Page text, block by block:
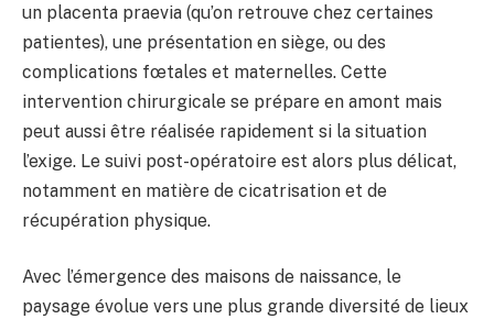
un placenta praevia (qu’on retrouve chez certaines
patientes), une présentation en siège, ou des
complications fœtales et maternelles. Cette
intervention chirurgicale se prépare en amont mais
peut aussi être réalisée rapidement si la situation
l’exige. Le suivi post-opératoire est alors plus délicat,
notamment en matière de cicatrisation et de
récupération physique.
Avec l’émergence des maisons de naissance, le
paysage évolue vers une plus grande diversité de lieux